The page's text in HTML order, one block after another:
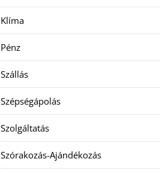
Klíma
Pénz
Szállás
Szépségápolás
Szolgáltatás
Szórakozás-Ajándékozás